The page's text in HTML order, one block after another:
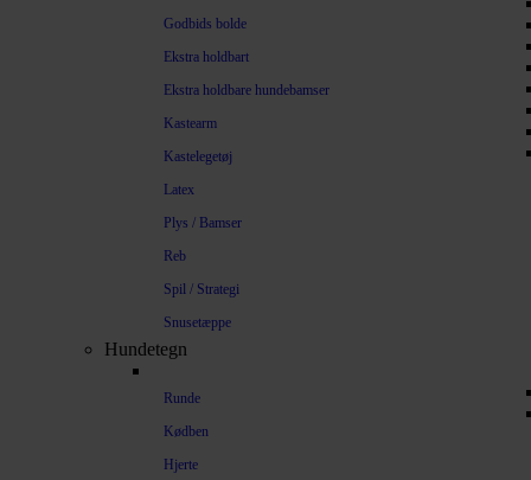
Godbids bolde
Ekstra holdbart
Ekstra holdbare hundebamser
Kastearm
Kastelegetøj
Latex
Plys / Bamser
Reb
Spil / Strategi
Snusetæppe
Hundetegn
Runde
Kødben
Hjerte